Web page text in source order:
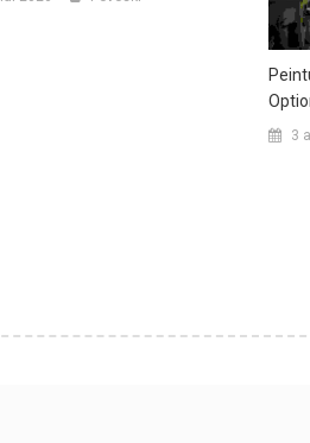
3